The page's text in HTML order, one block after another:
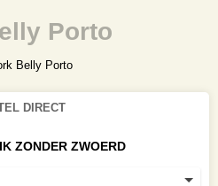
Belly Porto
Porto
DIRECT
ZONDER ZWOERD